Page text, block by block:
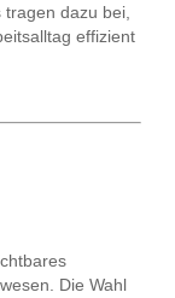
tragen dazu bei,
effizient
Die Wahl